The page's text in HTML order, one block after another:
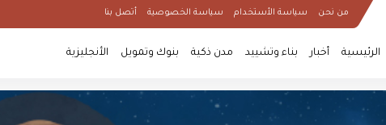
من نحن سياسة الأستخدام سياسة الخصوصية أتصل بنا
الرئيسية أخبار بناء وتشييد مدن ذكية بنوك وتمويل الأنجليزية